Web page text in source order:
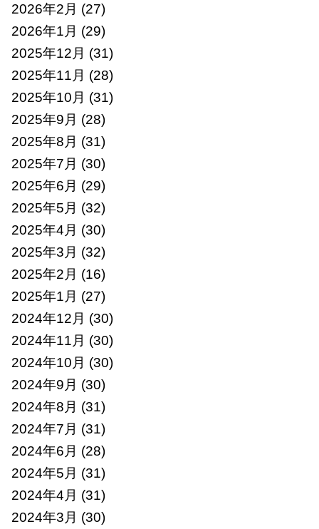
2026年2月 (27)
2026年1月 (29)
2025年12月 (31)
2025年11月 (28)
2025年10月 (31)
2025年9月 (28)
2025年8月 (31)
2025年7月 (30)
2025年6月 (29)
2025年5月 (32)
2025年4月 (30)
2025年3月 (32)
2025年2月 (16)
2025年1月 (27)
2024年12月 (30)
2024年11月 (30)
2024年10月 (30)
2024年9月 (30)
2024年8月 (31)
2024年7月 (31)
2024年6月 (28)
2024年5月 (31)
2024年4月 (31)
2024年3月 (30)